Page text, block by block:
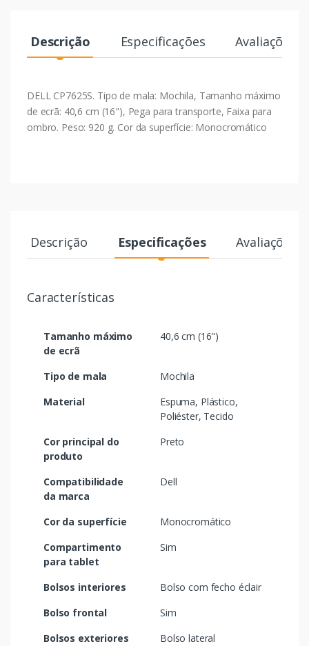
Descrição Especificações Avaliações
DELL CP7625S. Tipo de mala: Mochila, Tamanho máximo
de ecrã: 40,6 cm (16"), Pega para transporte, Faixa para
ombro. Peso: 920 g. Cor da superfície: Monocromático
Descrição Especificações Avaliações
Características
Tamanho máximo
de ecrã
40,6 cm (16")
Tipo de mala
Mochila
Material
Espuma, Plástico,
Poliéster, Tecido
Cor principal do
produto
Preto
Compatibilidade
da marca
Dell
Cor da superfície
Monocromático
Compartimento
para tablet
Sim
Bolsos interiores
Bolso com fecho éclair
Bolso frontal
Sim
Bolsos exteriores
Bolso lateral